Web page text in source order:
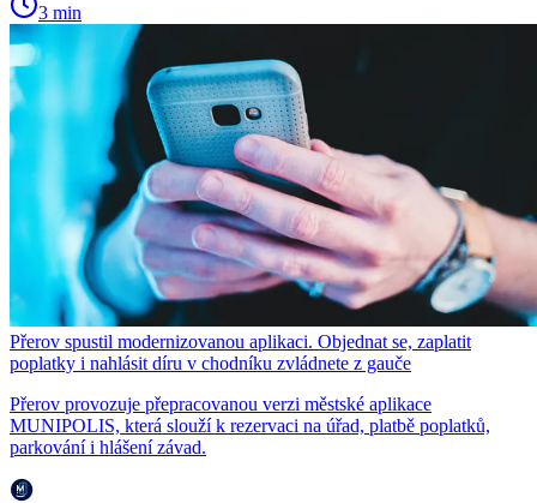
3 min
Přerov spustil modernizovanou aplikaci. Objednat se, zaplatit
poplatky i nahlásit díru v chodníku zvládnete z gauče
Přerov provozuje přepracovanou verzi městské aplikace
MUNIPOLIS, která slouží k rezervaci na úřad, platbě poplatků,
parkování i hlášení závad.